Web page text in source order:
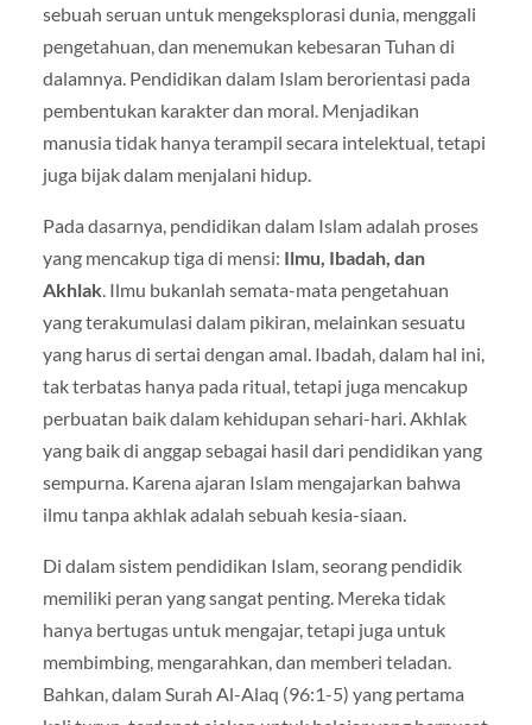
sebuah seruan untuk mengeksplorasi dunia, menggali
pengetahuan, dan menemukan kebesaran Tuhan di
dalamnya. Pendidikan dalam Islam berorientasi pada
pembentukan karakter dan moral. Menjadikan
manusia tidak hanya terampil secara intelektual, tetapi
juga bijak dalam menjalani hidup.
Pada dasarnya, pendidikan dalam Islam adalah proses
yang mencakup tiga di mensi: Ilmu, Ibadah, dan
Akhlak. Ilmu bukanlah semata-mata pengetahuan
yang terakumulasi dalam pikiran, melainkan sesuatu
yang harus di sertai dengan amal. Ibadah, dalam hal ini,
tak terbatas hanya pada ritual, tetapi juga mencakup
perbuatan baik dalam kehidupan sehari-hari. Akhlak
yang baik di anggap sebagai hasil dari pendidikan yang
sempurna. Karena ajaran Islam mengajarkan bahwa
ilmu tanpa akhlak adalah sebuah kesia-siaan.
Di dalam sistem pendidikan Islam, seorang pendidik
memiliki peran yang sangat penting. Mereka tidak
hanya bertugas untuk mengajar, tetapi juga untuk
membimbing, mengarahkan, dan memberi teladan.
Bahkan, dalam Surah Al-Alaq (96:1-5) yang pertama